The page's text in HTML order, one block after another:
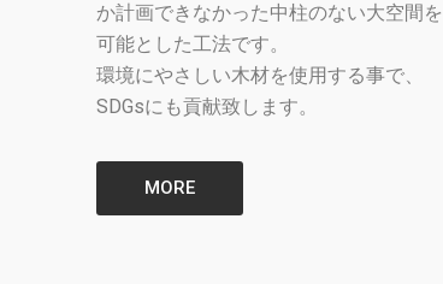
か計画できなかった中柱のない大空間を
可能とした工法です。
環境にやさしい木材を使用する事で、
SDGsにも貢献致します。
MORE